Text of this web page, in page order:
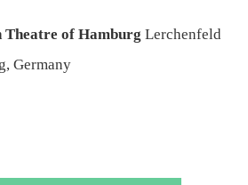
Theatre of Hamburg Lerchenfeld
Germany